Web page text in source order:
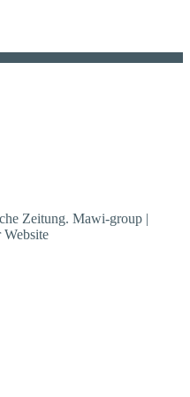
Zeitung. Mawi-group |